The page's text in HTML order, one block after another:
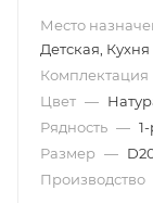
Место
Детская, Кухня
Комплектация
Цвет —
Рядность —
Размер —
Производство